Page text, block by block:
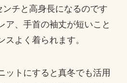
チと高身長になるのです
ア、手首の袖丈が短いこと
スよく着られます。
ットにすると真冬でも活用